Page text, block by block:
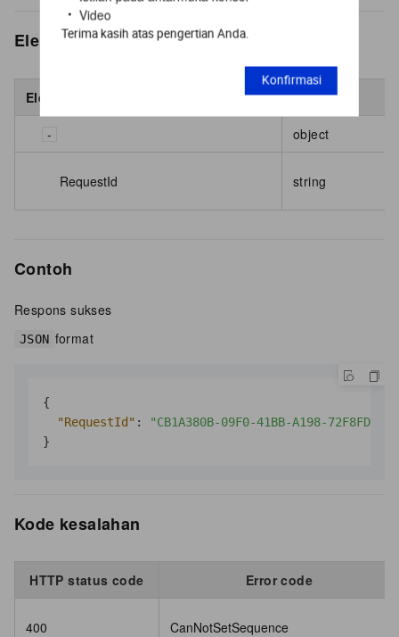
Video
Terima kasih atas pengertian Anda.
Konfirmasi
Elemen respons
Element Type
object
RequestId string
Contoh
Respons sukses
JSON format
{
"RequestId" :
"CB1A380B-09F0-41BB-A198-
}
Kode kesalahan
HTTP status code Error code
400 CanNotSetSequence